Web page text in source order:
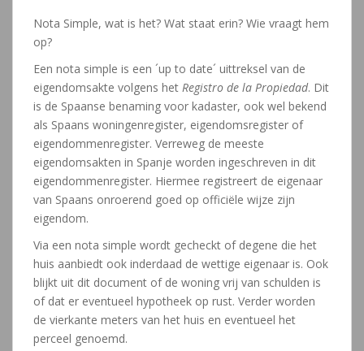
Nota Simple, wat is het? Wat staat erin? Wie vraagt hem
op?
Een nota simple is een ´up to date´ uittreksel van de
eigendomsakte volgens het Registro de la Propiedad. Dit
is de Spaanse benaming voor kadaster, ook wel bekend
als Spaans woningenregister, eigendomsregister of
eigendommenregister. Verreweg de meeste
eigendomsakten in Spanje worden ingeschreven in dit
eigendommenregister. Hiermee registreert de eigenaar
van Spaans onroerend goed op officiële wijze zijn
eigendom.
Via een nota simple wordt gecheckt of degene die het
huis aanbiedt ook inderdaad de wettige eigenaar is. Ook
blijkt uit dit document of de woning vrij van schulden is
of dat er eventueel hypotheek op rust. Verder worden
de vierkante meters van het huis en eventueel het
perceel genoemd.